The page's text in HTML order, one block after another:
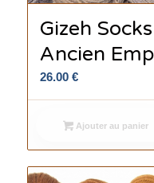
Gizeh
Ancien
26.00 €
Ajouter au panier